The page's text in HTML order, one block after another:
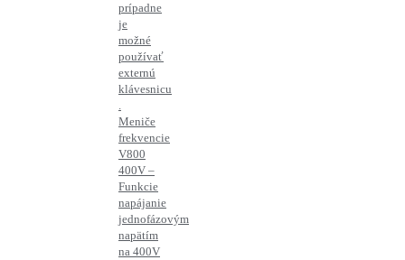
prípadne
je
možné
používať
externú
klávesnicu
.
Meniče
frekvencie
V800
400V –
Funkcie
napájanie
jednofázovým
napätím
na 400V